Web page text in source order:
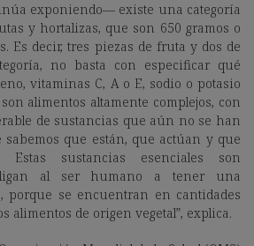
exponiendo— existe una categoría
y hortalizas, que son 650 gramos o
Es decir, tres piezas de fruta y dos de
no basta con especificar qué
vitaminas C, A o E, sodio o potasio
alimentos altamente complejos, con
de sustancias que aún no se han
que están, que actúan y que
sustancias esenciales son
al ser humano a tener una
porque se encuentran en cantidades
alimentos de origen vegetal”, explica.